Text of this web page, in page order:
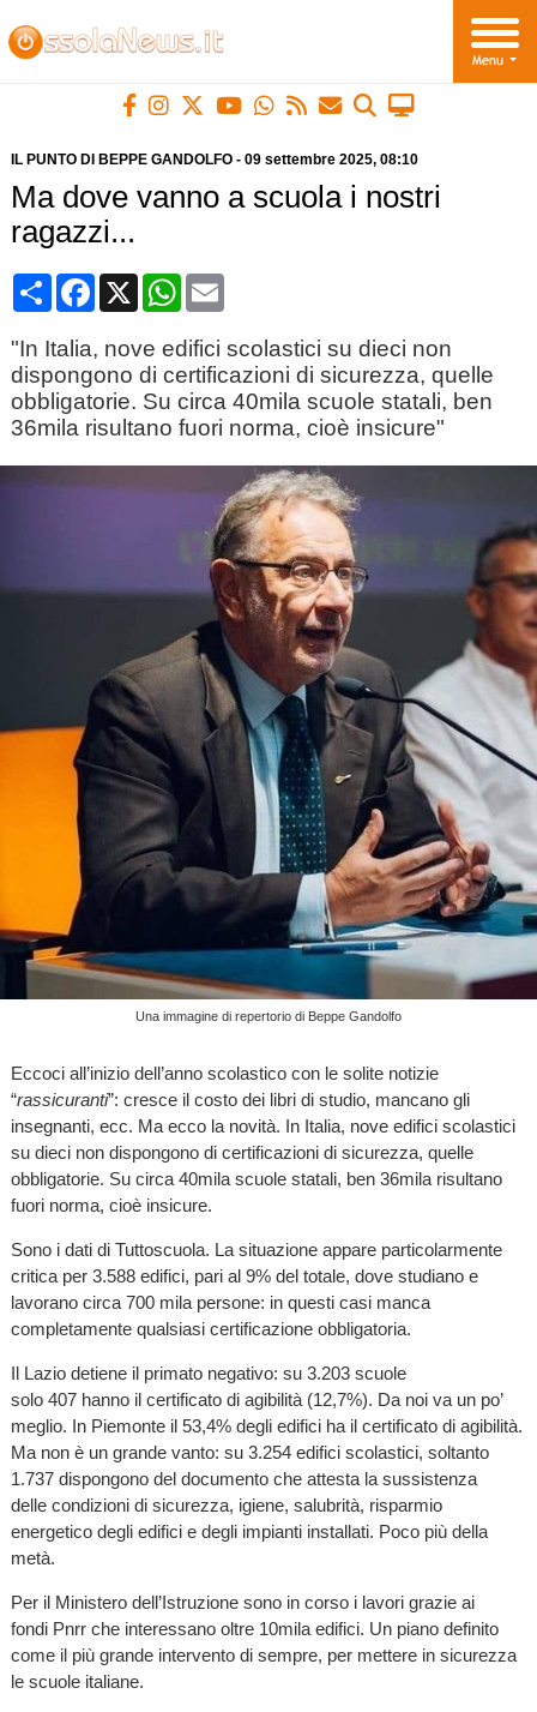
IL PUNTO DI BEPPE GANDOLFO- 09 settembre 2025, 08:10
Ma dove vanno a scuola i nostri
ragazzi...
CondividiFacebook
X WhatsApp
Email
"In Italia, nove edifici scolastici su dieci non
dispongono di certificazioni di sicurezza, quelle
obbligatorie. Su circa 40mila scuole statali, ben
36mila risultano fuori norma, cioè insicure"
Una immagine di repertorio di Beppe Gandolfo
Eccoci all’inizio dell’anno scolastico con le solite notizie
“rassicuranti”: cresce il costo dei libri di studio, mancano gli
insegnanti, ecc. Ma ecco la novità. In Italia, nove edifici scolastici
su dieci non dispongono di certificazioni di sicurezza, quelle
obbligatorie. Su circa 40mila scuole statali, ben 36mila risultano
fuori norma, cioè insicure.
Sono i dati di Tuttoscuola. La situazione appare particolarmente
critica per 3.588 edifici, pari al 9% del totale, dove studiano e
lavorano circa 700 mila persone: in questi casi manca
completamente qualsiasi certificazione obbligatoria.
Il Lazio detiene il primato negativo: su 3.203 scuole
solo 407 hanno il certificato di agibilità (12,7%). Da noi va un po’
meglio. In Piemonte il 53,4% degli edifici ha il certificato di agibilità.
Ma non è un grande vanto: su 3.254 edifici scolastici, soltanto
1.737 dispongono del documento che attesta la sussistenza
delle condizioni di sicurezza, igiene, salubrità, risparmio
energetico degli edifici e degli impianti installati. Poco più della
metà.
Per il Ministero dell’Istruzione sono in corso i lavori grazie ai
fondi Pnrr che interessano oltre 10mila edifici. Un piano definito
come il più grande intervento di sempre, per mettere in sicurezza
le scuole italiane.